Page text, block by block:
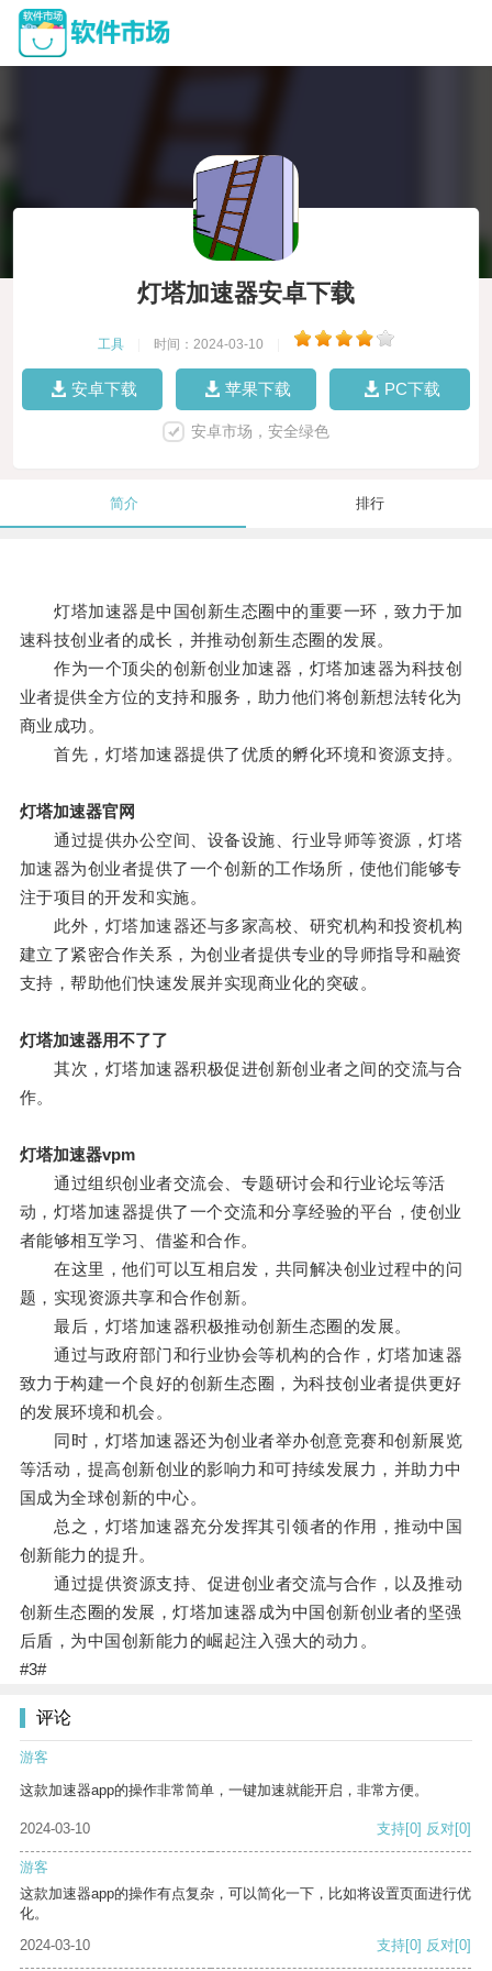
灯塔加速器安卓下载
工具 时间：2024-03-10
安卓下载 苹果下载 PC下载
安卓市场，安全绿色
简介 排行
灯塔加速器是中国创新生态圈中的重要一环，致力于加
速科技创业者的成长，并推动创新生态圈的发展。
作为一个顶尖的创新创业加速器，灯塔加速器为科技创
业者提供全方位的支持和服务，助力他们将创新想法转化为
商业成功。
首先，灯塔加速器提供了优质的孵化环境和资源支持。
灯塔加速器官网
通过提供办公空间、设备设施、行业导师等资源，灯塔
加速器为创业者提供了一个创新的工作场所，使他们能够专
注于项目的开发和实施。
此外，灯塔加速器还与多家高校、研究机构和投资机构
建立了紧密合作关系，为创业者提供专业的导师指导和融资
支持，帮助他们快速发展并实现商业化的突破。
灯塔加速器用不了了
其次，灯塔加速器积极促进创新创业者之间的交流与合
作。
灯塔加速器vpm
通过组织创业者交流会、专题研讨会和行业论坛等活
动，灯塔加速器提供了一个交流和分享经验的平台，使创业
者能够相互学习、借鉴和合作。
在这里，他们可以互相启发，共同解决创业过程中的问
题，实现资源共享和合作创新。
最后，灯塔加速器积极推动创新生态圈的发展。
通过与政府部门和行业协会等机构的合作，灯塔加速器
致力于构建一个良好的创新生态圈，为科技创业者提供更好
的发展环境和机会。
同时，灯塔加速器还为创业者举办创意竞赛和创新展览
等活动，提高创新创业的影响力和可持续发展力，并助力中
国成为全球创新的中心。
总之，灯塔加速器充分发挥其引领者的作用，推动中国
创新能力的提升。
通过提供资源支持、促进创业者交流与合作，以及推动
创新生态圈的发展，灯塔加速器成为中国创新创业者的坚强
后盾，为中国创新能力的崛起注入强大的动力。
#3#
评论
游客
这款加速器app的操作非常简单，一键加速就能开启，非常方便。
2024-03-10 支持[0] 反对[0]
游客
这款加速器app的操作有点复杂，可以简化一下，比如将设置页面进行优
化。
2024-03-10
支持[0] 反对[0]